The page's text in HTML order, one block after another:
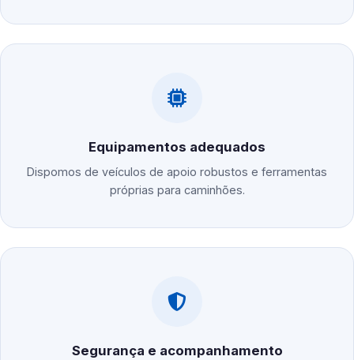
Equipamentos adequados
Dispomos de veículos de apoio robustos e ferramentas
próprias para caminhões.
Segurança e acompanhamento